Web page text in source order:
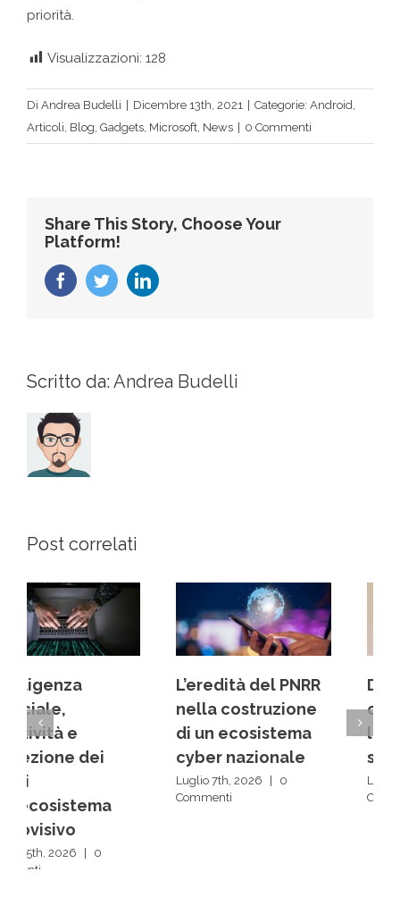
priorità.
Visualizzazioni: 128
Di Andrea Budelli Dicembre 13th, 2021 Categorie: Android,
Articoli, Blog, Gadgets, Microsoft, News 0 Commenti
Share This Story, Choose Your
Platform!
FacebookTwitterLinkedIn
Scritto da: Andrea Budelli
Post correlati
L’eredità del PNRR
nella costruzione
di un ecosistema
cyber nazionale
Luglio 7th, 2026
Commenti
Dai back office ai
centri decisionali:
la rivoluzione
silenziosa delle IA
Luglio 1st, 2026
Commenti
Scrivi un commento